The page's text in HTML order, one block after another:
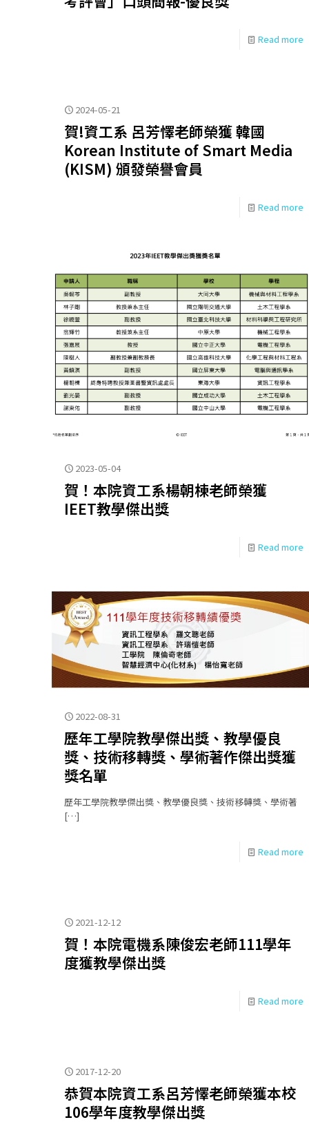
Read more
2024-05-21
賀!資工系 呂芳懌老師榮獲 韓國
Korean Institute of Smart Media
(KISM) 頒發榮譽會員
Read more
2023-05-04
賀！本院資工系楊朝棟老師榮獲
IEET教學傑出獎
Read more
2022-08-31
歷年工學院教學傑出獎、教學優良
獎、技術移轉獎、學術著作傑出獎獲
獎名單
歷年工學院教學傑出獎、教學優良獎、技術移轉獎、學術著
[…]
Read more
2021-12-12
賀！本院電機系陳俊宏老師111學年
度獲教學傑出獎
Read more
2017-12-20
恭賀本院資工系呂芳懌老師榮獲本校
106學年度教學傑出獎